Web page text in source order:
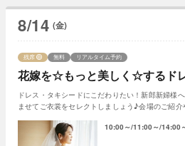
8/14 (金)
花嫁を☆もっと美しく☆するド
残席 無料 リアルタイム予約
ドレス・タキシードにこだわりたい！新郎新婦様
ませてご衣裳をセレクトしましょう♪会場のご紹介
10:00～ 11:00～ 14:00